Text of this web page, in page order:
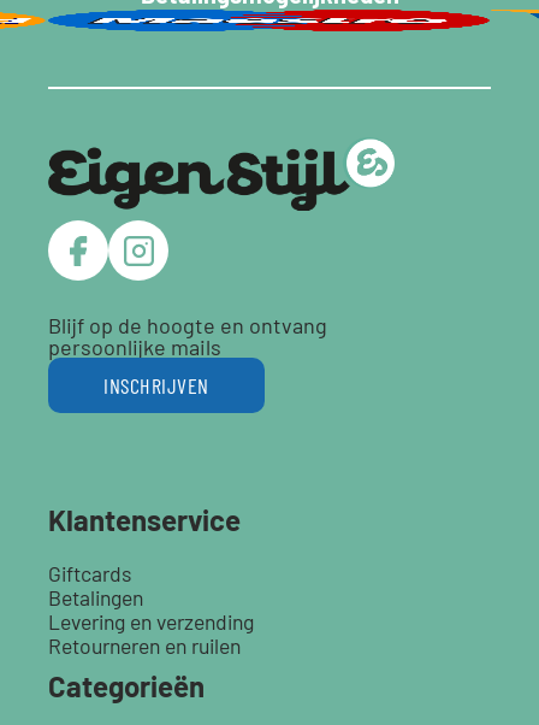
Blijf op de hoogte en ontvang
persoonlijke mails
INSCHRIJVEN
Klantenservice
Giftcards
Betalingen
Levering en verzending
Retourneren en ruilen
Categorieën